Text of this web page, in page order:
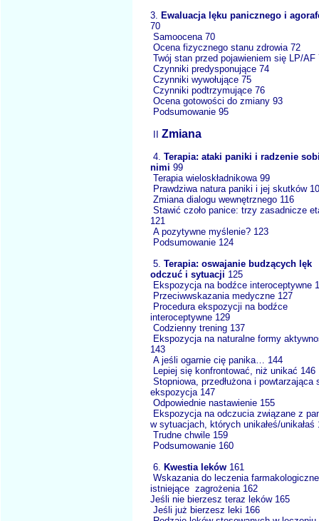
3.
Ewaluacja lęku panicznego i
70
Samoocena 70
Ocena fizycznego stanu zdrowia 72
Twój stan przed pojawieniem się LP/AF
Czynniki predysponujące 74
Czynniki wywołujące 75
Czynniki podtrzymujące 76
Ocena gotowości do zmiany 93
Podsumowanie 95
Zmiana
4. Terapia: ataki paniki i radzenie
nimi 99
Terapia wieloskładnikowa 99
Prawdziwa natura paniki i jej skutków
Zmiana dialogu wewnętrznego 116
Stawić czoło panice: trzy zasadnicze
121
A pozytywne myślenie? 123
Podsumowanie 124
5. Terapia: oswajanie budzących lęk
odczuć i sytuacji 125
Ekspozycja na bodźce interoceptywne
Przeciwwskazania medyczne 127
Procedura ekspozycji na bodźce
interoceptywne 129
Codzienny trening 137
Ekspozycja na naturalne formy
143
A jeśli ogarnie cię panika… 144
Lepiej się konfrontować, niż unikać 146
Stopniowa, przedłużona i powtarzająca
ekspozycja 147
Odpowiednie nastawienie 155
Ekspozycja na odczucia związane z
w sytuacjach, których unikałeś/unikałaś
Trudne chwile 159
Podsumowanie 160
6.
Kwestia leków 161
Wskazania do leczenia
istniejące zagrożenia 162
Jeśli nie bierzesz teraz leków 165
Jeśli już bierzesz leki 166